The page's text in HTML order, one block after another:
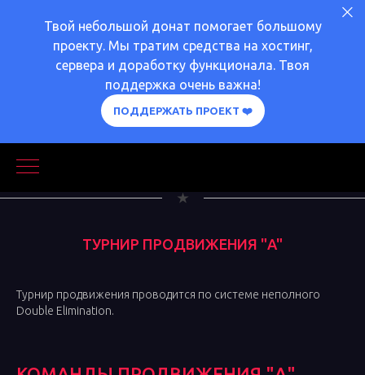
Твой небольшой донат помогает большому
проекту. Мы тратим средства на хостинг,
сервера и доработку функционала. Твоя
поддержка очень важна!
ПОДДЕРЖАТЬ ПРОЕКТ ❤️
ТУРНИР ПРОДВИЖЕНИЯ "A"
Турнир продвижения проводится по системе неполного
Double Elimination.